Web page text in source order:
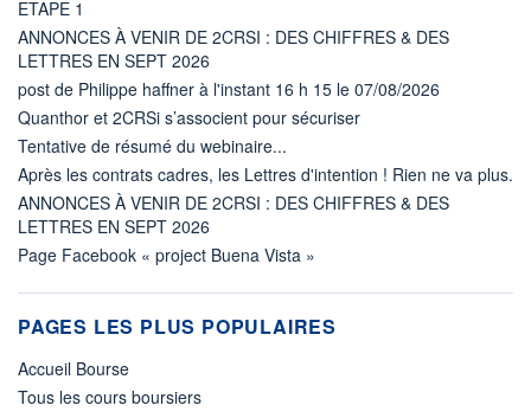
ETAPE 1
ANNONCES À VENIR DE 2CRSI : DES CHIFFRES & DES
LETTRES EN SEPT 2026
post de Philippe haffner à l'instant 16 h 15 le 07/08/2026
Quanthor et 2CRSi s’associent pour sécuriser
Tentative de résumé du webinaire...
Après les contrats cadres, les Lettres d'intention ! Rien ne va plus.
ANNONCES À VENIR DE 2CRSI : DES CHIFFRES & DES
LETTRES EN SEPT 2026
Page Facebook « project Buena Vista »
PAGES LES PLUS POPULAIRES
Accueil Bourse
Tous les cours boursiers